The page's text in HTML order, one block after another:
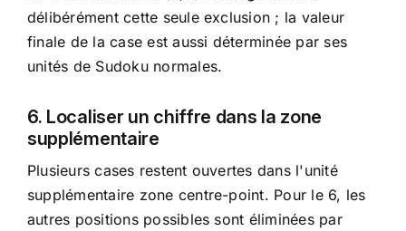
délibérément cette seule exclusion ; la valeur
finale de la case est aussi déterminée par ses
unités de Sudoku normales.
6. Localiser un chiffre dans la zone
supplémentaire
Plusieurs cases restent ouvertes dans l'unité
supplémentaire zone centre-point. Pour le 6, les
autres positions possibles sont éliminées par